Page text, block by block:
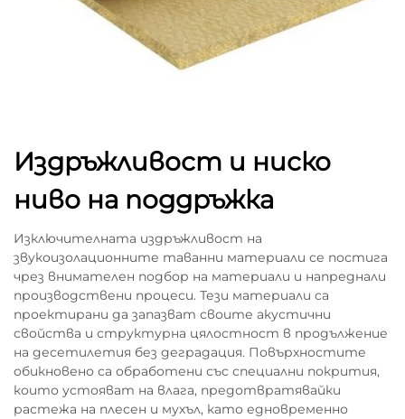
Издръжливост и ниско
ниво на поддръжка
Изключителната издръжливост на
звукоизолационните таванни материали се постига
чрез внимателен подбор на материали и напреднали
производствени процеси. Тези материали са
проектирани да запазват своите акустични
свойства и структурна цялостност в продължение
на десетилетия без деградация. Повърхностите
обикновено са обработени със специални покрития,
които устояват на влага, предотвратявайки
растежа на плесен и мухъл, като едновременно